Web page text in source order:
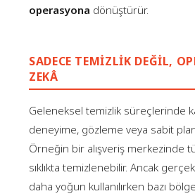
operasyona dönüştürür.
SADECE TEMIZLIK DEĞIL,
ZEKÂ
Geleneksel temizlik süreçlerinde
deneyime, gözleme veya sabit
Örneğin bir alışveriş merkezinde
sıklıkta temizlenebilir. Ancak
daha yoğun kullanılırken bazı